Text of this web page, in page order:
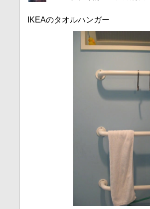
IKEAのタオルハンガー